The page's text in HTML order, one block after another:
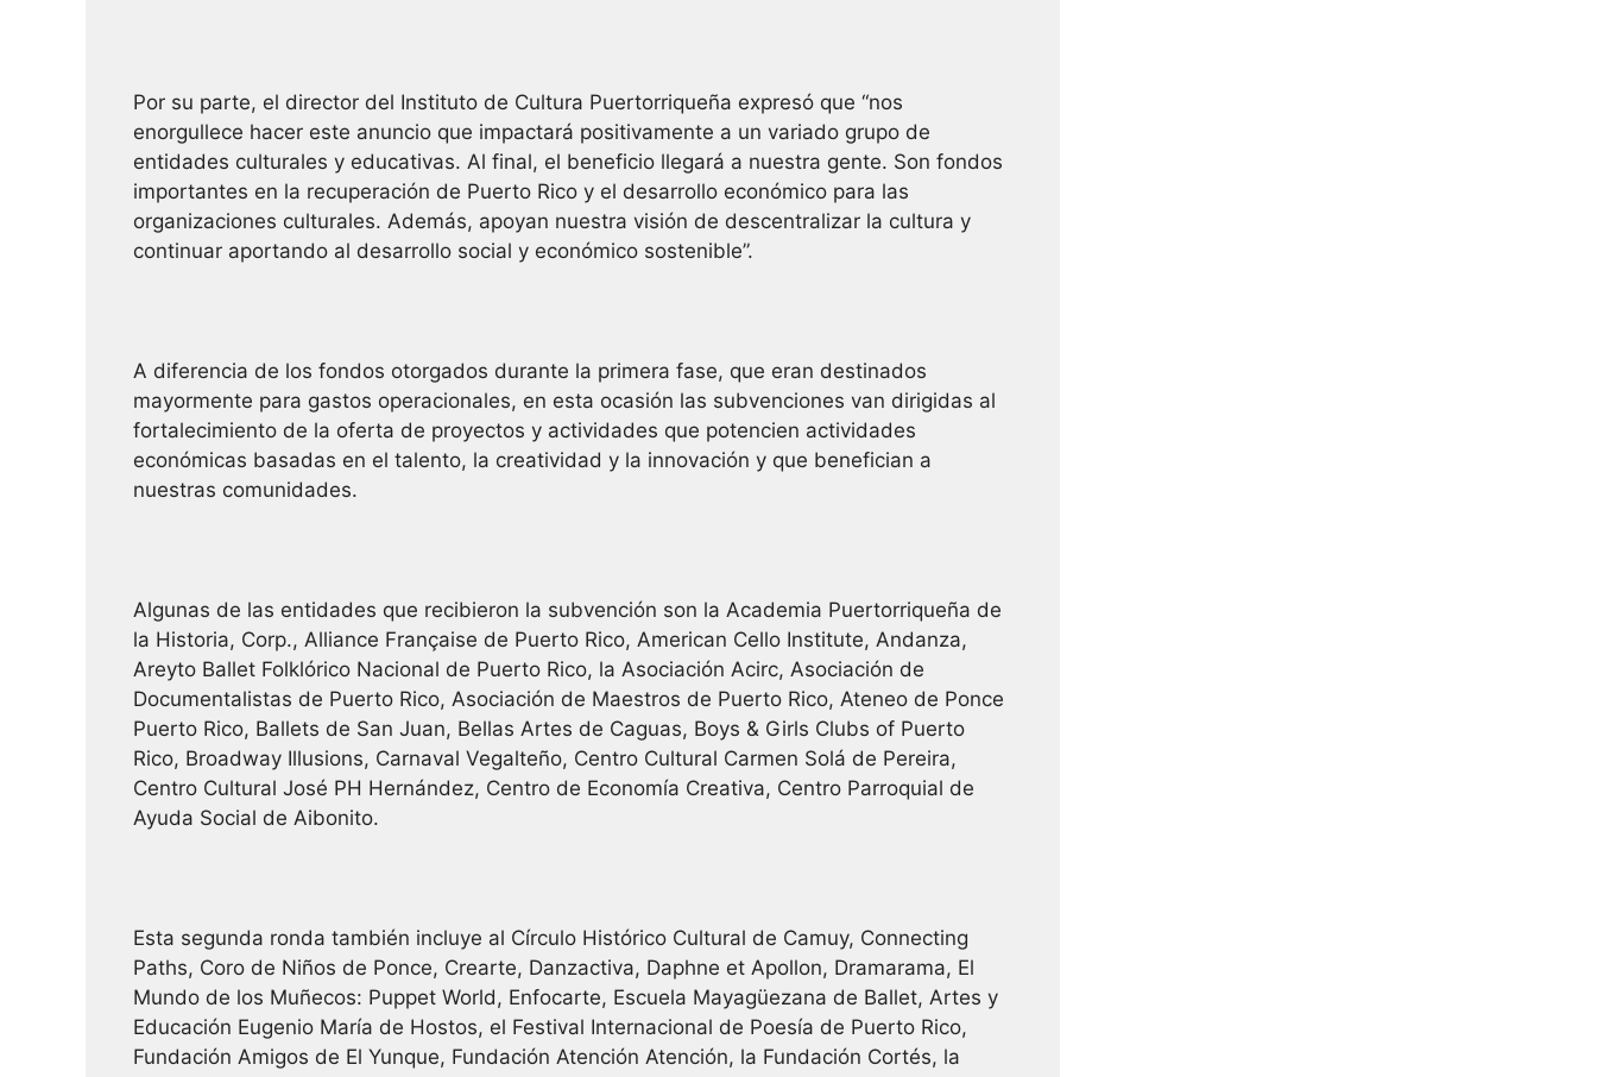
Por su parte, el director del Instituto de Cultura Puertorriqueña expresó que “nos
enorgullece hacer este anuncio que impactará positivamente a un variado grupo de
entidades culturales y educativas. Al final, el beneficio llegará a nuestra gente. Son fondos
importantes en la recuperación de Puerto Rico y el desarrollo económico para las
organizaciones culturales. Además, apoyan nuestra visión de descentralizar la cultura y
continuar aportando al desarrollo social y económico sostenible”.
A diferencia de los fondos otorgados durante la primera fase, que eran destinados
mayormente para gastos operacionales, en esta ocasión las subvenciones van dirigidas al
fortalecimiento de la oferta de proyectos y actividades que potencien actividades
económicas basadas en el talento, la creatividad y la innovación y que benefician a
nuestras comunidades.
Algunas de las entidades que recibieron la subvención son la Academia Puertorriqueña de
la Historia, Corp., Alliance Française de Puerto Rico, American Cello Institute, Andanza,
Areyto Ballet Folklórico Nacional de Puerto Rico, la Asociación Acirc, Asociación de
Documentalistas de Puerto Rico, Asociación de Maestros de Puerto Rico, Ateneo de Ponce
Puerto Rico, Ballets de San Juan, Bellas Artes de Caguas, Boys & Girls Clubs of Puerto
Rico, Broadway Illusions, Carnaval Vegalteño, Centro Cultural Carmen Solá de Pereira,
Centro Cultural José PH Hernández, Centro de Economía Creativa, Centro Parroquial de
Ayuda Social de Aibonito.
Esta segunda ronda también incluye al Círculo Histórico Cultural de Camuy, Connecting
Paths, Coro de Niños de Ponce, Crearte, Danzactiva, Daphne et Apollon, Dramarama, El
Mundo de los Muñecos: Puppet World, Enfocarte, Escuela Mayagüezana de Ballet, Artes y
Educación Eugenio María de Hostos, el Festival Internacional de Poesía de Puerto Rico,
Fundación Amigos de El Yunque, Fundación Atención Atención, la Fundación Cortés, la